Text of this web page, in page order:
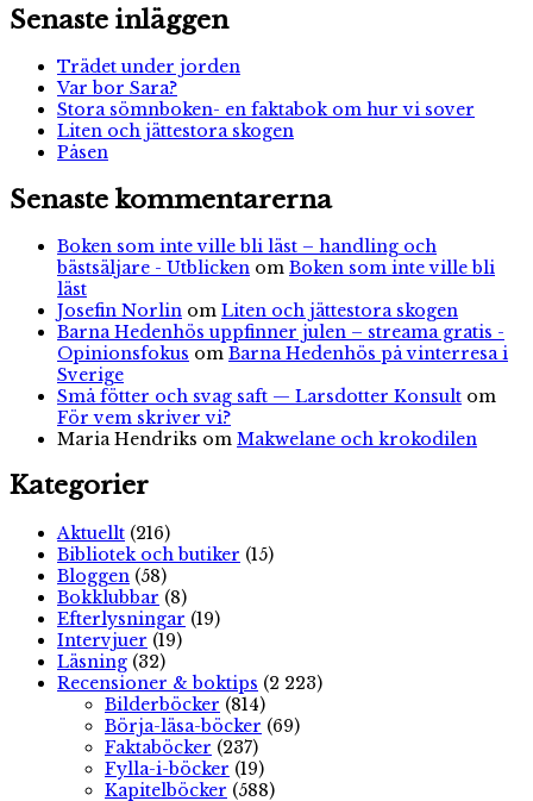
Senaste inläggen
Trädet under jorden
Var bor Sara?
Stora sömnboken- en faktabok om hur vi sover
Liten och jättestora skogen
Påsen
Senaste kommentarerna
Boken som inte ville bli läst – handling och
bästsäljare - Utblicken om Boken som inte ville bli
läst
Josefin Norlin om Liten och jättestora skogen
Barna Hedenhös uppfinner julen – streama gratis -
Opinionsfokus om Barna Hedenhös på vinterresa i
Sverige
Små fötter och svag saft — Larsdotter Konsult om
För vem skriver vi?
Maria Hendriks om Makwelane och krokodilen
Kategorier
Aktuellt (216)
Bibliotek och butiker (15)
Bloggen (58)
Bokklubbar (8)
Efterlysningar (19)
Intervjuer (19)
Läsning (32)
Recensioner & boktips (2 223)
Bilderböcker (814)
Börja-läsa-böcker (69)
Faktaböcker (237)
Fylla-i-böcker (19)
Kapitelböcker (588)